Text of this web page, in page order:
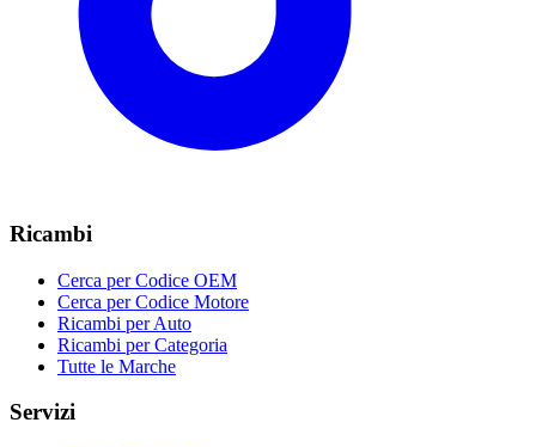
Ricambi
Cerca per Codice OEM
Cerca per Codice Motore
Ricambi per Auto
Ricambi per Categoria
Tutte le Marche
Servizi